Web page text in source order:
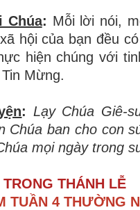
Chúa: Mỗi lời nói,
hội của bạn đều
hiện chúng với
Mừng.
: Lạy Chúa Giê-
Chúa ban cho con
mọi ngày trong
THÁNH LỄ
TUẦN 4 THƯỜNG